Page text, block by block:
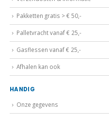
Pakketten gratis > € 50,-
Palletvracht vanaf € 25,-
Gasflessen vanaf € 25,-
Afhalen kan ook
Klantenservice